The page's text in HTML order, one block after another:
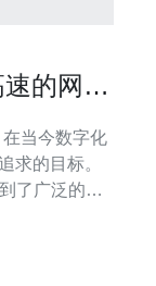
的网络
求的目标。
了广泛的认